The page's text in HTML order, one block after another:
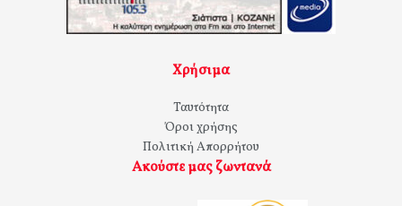
Χρήσιμα
Ταυτότητα
Όροι χρήσης
Πολιτική Απορρήτου
Ακούστε μας ζωντανά